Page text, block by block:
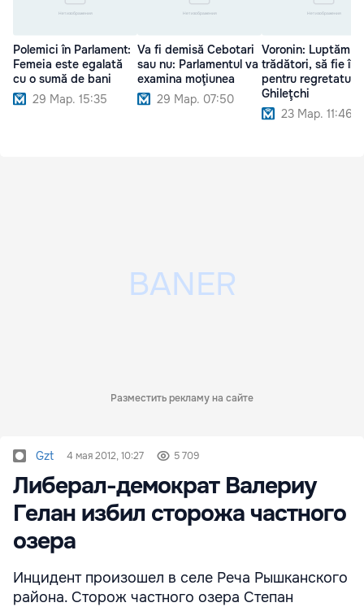
Polemici în Parlament:
Femeia este egalată
cu o sumă de bani
29 Мар. 15:35
Va fi demisă Cebotari
sau nu: Parlamentul va
examina moţiunea
29 Мар. 07:50
Voronin: Luptăm
trădători, să fie
pentru regretatul
Ghileţchi
23 Мар. 11:46
Разместить рекламу на сайте
Gzt 4 мая 2012, 10:27 5 709
Либерал-демократ Валериу
Гелан избил сторожа частного
озера
Инцидент произошел в селе Реча Рышканского
района. Сторож частного озера Степан